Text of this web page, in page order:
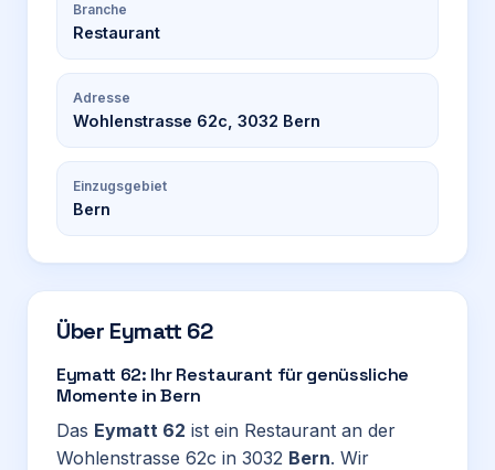
Branche
Restaurant
Adresse
Wohlenstrasse 62c, 3032 Bern
Einzugsgebiet
Bern
Über Eymatt 62
Eymatt 62: Ihr Restaurant für genüssliche
Momente in Bern
Das Eymatt 62 ist ein Restaurant an der
Wohlenstrasse 62c in 3032 Bern. Wir